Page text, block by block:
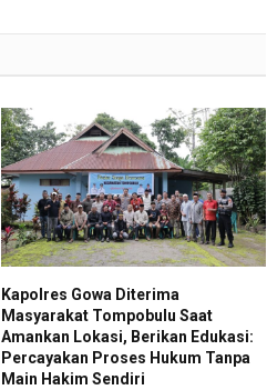
Kapolres Gowa Diterima
Masyarakat Tompobulu Saat
Amankan Lokasi, Berikan Edukasi:
Percayakan Proses Hukum Tanpa
Main Hakim Sendiri